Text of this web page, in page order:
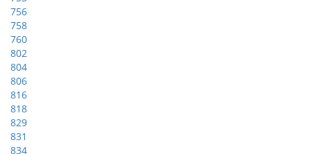
756
758
760
802
804
806
816
818
829
831
834